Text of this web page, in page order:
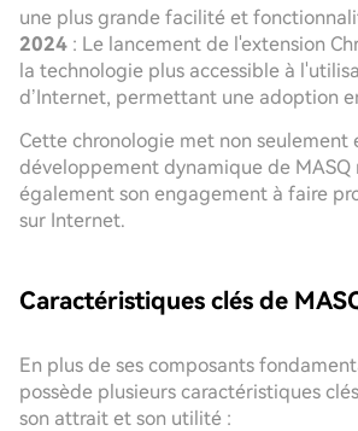
une plus grande facilité et
2024 : Le lancement de l'extension
la technologie plus accessible à
d’Internet, permettant une adoption
Cette chronologie met non seulement
développement dynamique de MASQ
également son engagement à faire
sur Internet.
Caractéristiques clés de
En plus de ses composants
possède plusieurs caractéristiques
son attrait et son utilité :